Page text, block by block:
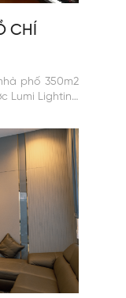
CHÍ
phố 350m2
Lumi Lighting
gian sống